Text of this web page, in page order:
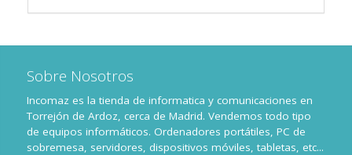
Sobre Nosotros
Incomaz es la tienda de informatica y comunicaciones en
Torrejón de Ardoz, cerca de Madrid. Vendemos todo tipo
de equipos informáticos. Ordenadores portátiles, PC de
sobremesa, servidores, dispositivos móviles, tabletas, etc...